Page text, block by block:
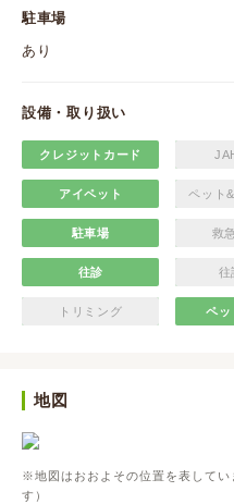
駐車場
あり
設備・取り扱い
クレジットカード
アイペット ペット
駐車場 救
往診 往
トリミング ペッ
地図
※地図はおおよその位置を表してい
す）